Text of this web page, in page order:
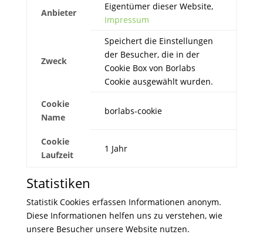
Anbieter
Eigentümer dieser Website,
Impressum
Zweck
Speichert die Einstellungen
der Besucher, die in der
Cookie Box von Borlabs
Cookie ausgewählt wurden.
Cookie
Name
borlabs-cookie
Cookie
Laufzeit
1 Jahr
Statistiken
Statistik Cookies erfassen Informationen anonym.
Diese Informationen helfen uns zu verstehen, wie
unsere Besucher unsere Website nutzen.